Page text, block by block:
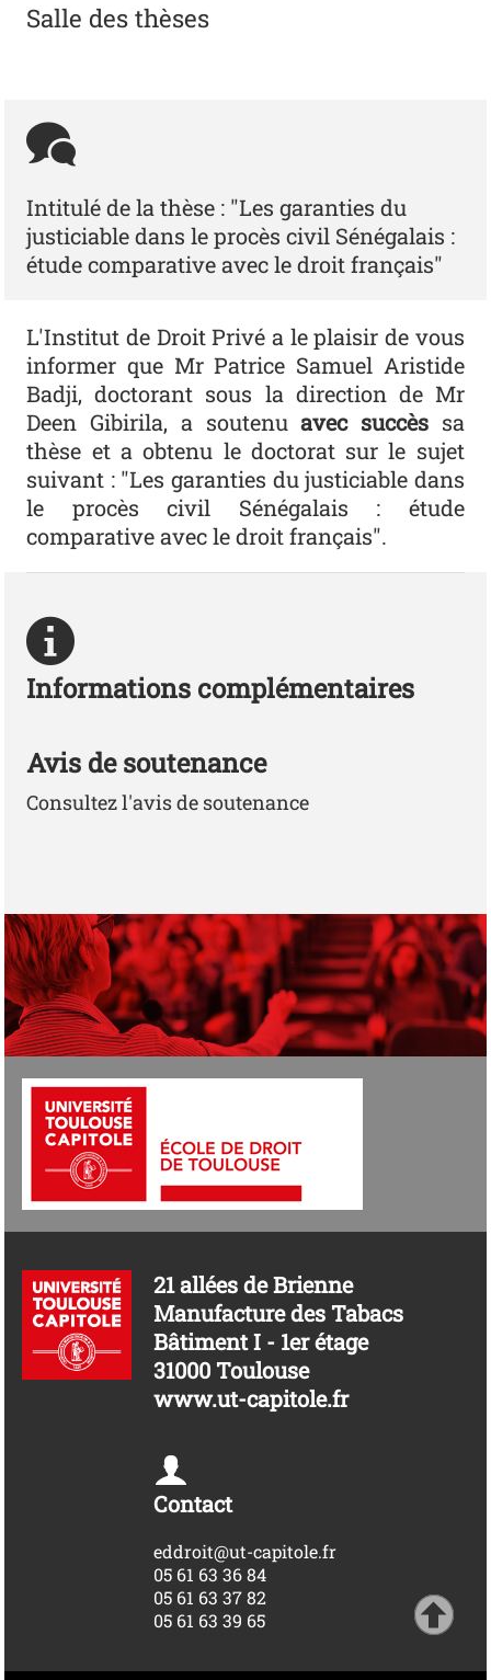
Salle des thèses
Intitulé de la thèse : "Les garanties du
justiciable dans le procès civil Sénégalais :
étude comparative avec le droit français"
L'Institut de Droit Privé a le plaisir de vous
informer que Mr Patrice Samuel Aristide
Badji, doctorant sous la direction de Mr
Deen Gibirila, a soutenuavec succèssa
thèse et a obtenu le doctorat sur le sujet
suivant : "Les garanties du justiciable dans
le procès civil Sénégalais : étude
comparative avec le droit français".
Informations complémentaires
Avis de soutenance
Consultez l'avis de soutenance
21 allées de Brienne
Manufacture des Tabacs
Bâtiment I - 1er étage
31000 Toulouse
www.ut-capitole.fr
Contact
eddroit@ut-capitole.fr
05 61 63 36 84
05 61 63 37 82
05 61 63 39 65